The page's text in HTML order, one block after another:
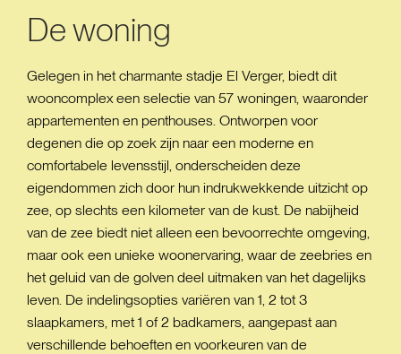
De woning
Gelegen in het charmante stadje El Verger, biedt dit
wooncomplex een selectie van 57 woningen, waaronder
appartementen en penthouses. Ontworpen voor
degenen die op zoek zijn naar een moderne en
comfortabele levensstijl, onderscheiden deze
eigendommen zich door hun indrukwekkende uitzicht op
zee, op slechts een kilometer van de kust. De nabijheid
van de zee biedt niet alleen een bevoorrechte omgeving,
maar ook een unieke woonervaring, waar de zeebries en
het geluid van de golven deel uitmaken van het dagelijks
leven. De indelingsopties variëren van 1, 2 tot 3
slaapkamers, met 1 of 2 badkamers, aangepast aan
verschillende behoeften en voorkeuren van de